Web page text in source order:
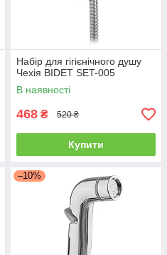
Набір для гігієнічного душу
Чехія BIDET SET-005
В наявності
468 ₴ 520 ₴
Купити
–10%